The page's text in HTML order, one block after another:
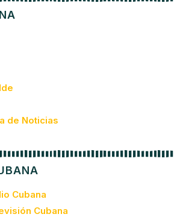
de Noticias
Cubana
Cubana